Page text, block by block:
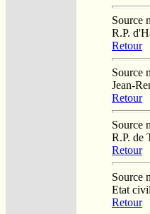
Source
R.P.
Retour
Source
Jean-
Retour
Source
R.P. de
Retour
Source
Etat
Retour